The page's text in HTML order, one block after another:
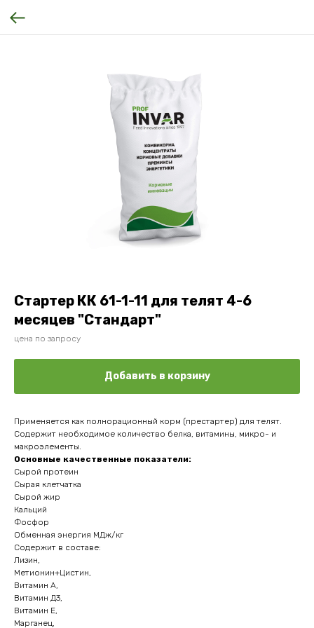
Стартер КК 61-1-11 для телят 4-6
месяцев "Стандарт"
цена по запросу
Добавить в корзину
Применяется как полнорационный корм (престартер) для телят.
Содержит необходимое количество белка, витамины, микро- и
макроэлементы.
Основные качественные показатели:
Сырой протеин
Сырая клетчатка
Сырой жир
Кальций
Фосфор
Обменная энергия МДж/кг
Содержит в составе:
Лизин,
Метионин+Цистин,
Витамин А,
Витамин Д3,
Витамин Е,
Марганец,